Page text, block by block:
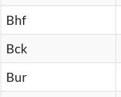
Bhf
Bck
Bur